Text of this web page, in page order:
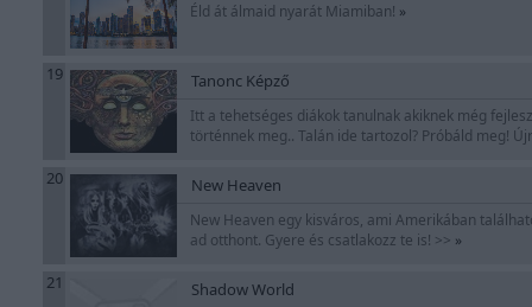
Éld át álmaid nyarát Miamiban! »
19 Tanonc Képző
Itt a tehetséges diákok tanulnak akiknek még
történnek meg.. Talán ide tartozol? Próbáld meg!
20 New Heaven
New Heaven egy kisváros, ami Amerikában
ad otthont. Gyere és csatlakozz te is! >> »
21 Shadow World